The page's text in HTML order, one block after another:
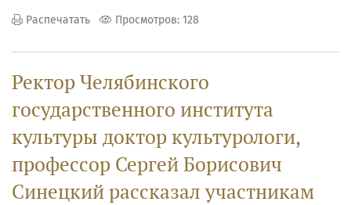
Распечатать Просмотров: 128
Ректор Челябинского
государственного института
культуры доктор культурологи,
профессор Сергей Борисович
Синецкий рассказал участникам